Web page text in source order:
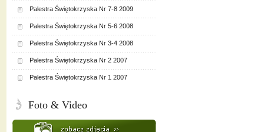
Palestra Świętokrzyska Nr 7-8 2009
Palestra Świętokrzyska Nr 5-6 2008
Palestra Świętokrzyska Nr 3-4 2008
Palestra Świętokrzyska Nr 2 2007
Palestra Świętokrzyska Nr 1 2007
Foto & Video